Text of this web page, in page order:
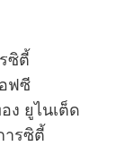
ซิตี้
ฟซี
ง ยูไนเต็ด
ารซิตี้